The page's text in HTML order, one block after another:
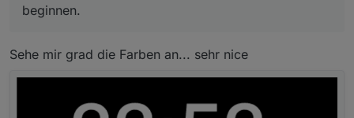
beginnen.
Sehe mir grad die Farben an... sehr nice